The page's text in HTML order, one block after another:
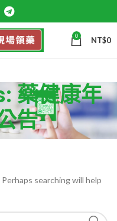
0 NT$0
藥健康年
告
searching will help